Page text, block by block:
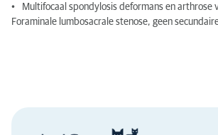
• Multifocaal spondylosis deformans en arthrose
Foraminale lumbosacrale stenose, geen